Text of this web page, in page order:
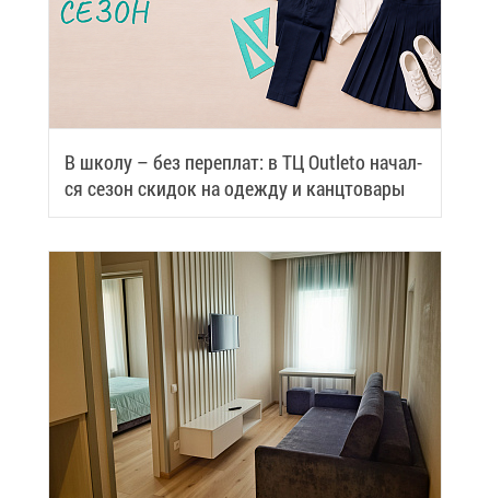
В шко­лу – без пе­ре­плат: в ТЦ Outleto на­чал­
ся се­зон ски­док на одеж­ду и канц­то­ва­ры